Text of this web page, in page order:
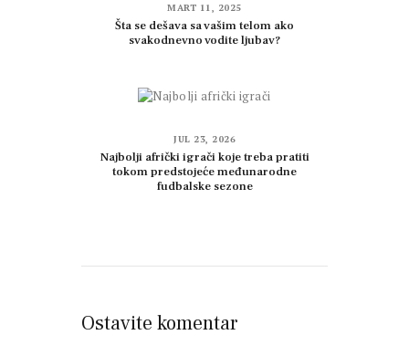
MART 11, 2025
Šta se dešava sa vašim telom ako
svakodnevno vodite ljubav?
JUL 23, 2026
Najbolji afrički igrači koje treba pratiti
tokom predstojeće međunarodne
fudbalske sezone
Ostavite komentar